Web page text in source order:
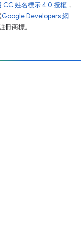
CC 姓名標示 4.0 授權 ，
Google Developers 網
商標。